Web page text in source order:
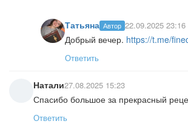
Татьяна Автор 22.09.2025 23:16
Добрый вечер. https://t.me/
Ответить
Натали27.08.2025 15:23
Спасибо большое за прекрасный
Ответить